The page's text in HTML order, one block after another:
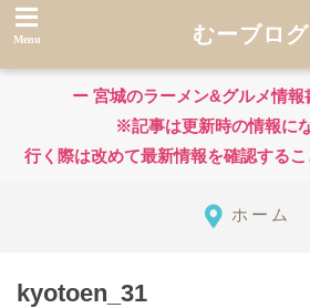
むーブログ
ー 宮城のラーメン&グルメ情報
※記事は更新時の情報に
行く際は改めて最新情報を確認するこ
ホーム
kyotoen_31